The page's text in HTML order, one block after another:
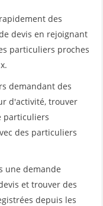
des
devis en rejoignant
particuliers proches
demandant des
d'activité, trouver
particuliers
des particuliers
une demande
et trouver des
depuis les